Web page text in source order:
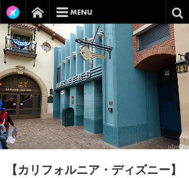
【カリフォルニア・ディズニー】